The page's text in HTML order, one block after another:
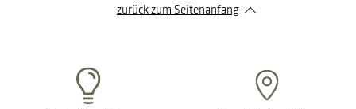
zurück zum Seitenanfang